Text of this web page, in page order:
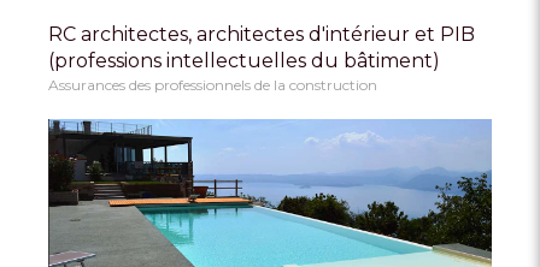
RC architectes, architectes d'intérieur et PIB
(professions intellectuelles du bâtiment)
Assurances des professionnels de la construction